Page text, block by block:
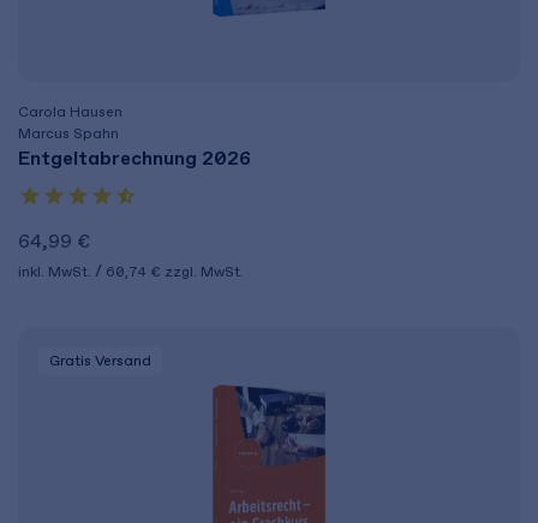
Carola Hausen
Marcus Spahn
Entgeltabrechnung 2026
64,99 €
inkl. MwSt. 60,74 € zzgl. MwSt.
Gratis Versand